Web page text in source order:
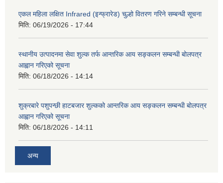
एकल महिला लक्षित Infrared (इन्फ्रारेड) चुल्हो वितरण गरिने सम्बन्धी सूचना
मिति: 06/19/2026 - 17:44
स्थानीय उत्पादनमा सेवा शुल्क तर्फ आन्तरिक आय सङ्कलन सम्बन्धी बोलपत्र
आह्वान गरिएको सूचना
मिति: 06/18/2026 - 14:14
शुक्रबारे पशुपन्छी हाटबजार शुल्कको आन्तरिक आय सङ्कलन सम्बन्धी बोलपत्र
आह्वान गरिएको सूचना
मिति: 06/18/2026 - 14:11
अन्य